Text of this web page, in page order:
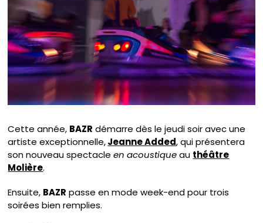
Cette année, BAZR démarre dès le jeudi soir avec une
artiste exceptionnelle,Jeanne Added, qui présentera
son nouveau spectacleen acoustiqueau théâtre
Molière.
Ensuite, BAZR passe en mode week-end pour trois
soirées bien remplies.